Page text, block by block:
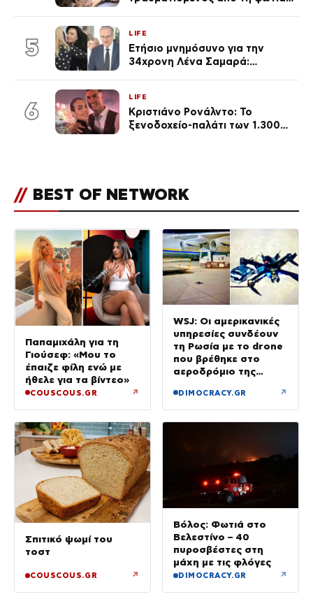
5
LIFE
Ετήσιο μνημόσυνο για την
34χρονη Λένα Σαμαρά:
6
LIFE
Κριστιάνο Ρονάλντο: Το
ξενοδοχείο-παλάτι των 1.300
// BEST OF NETWORK
Παπαμιχάλη για τη
Γιούσεφ: «Μου το
έπαιζε φίλη ενώ με
ήθελε για τα βίντεο»
COUSCOUS.GR ↗
WSJ: Οι αμερικανικές
υπηρεσίες συνδέουν
τη Ρωσία με το drone
που βρέθηκε στο
αεροδρόμιο της
DIMOCRACY.GR ↗
Σπιτικό ψωμί του
τοστ
COUSCOUS.GR ↗
Βόλος: Φωτιά στο
Βελεστίνο – 40
πυροσβέστες στη
μάχη με τις φλόγες
DIMOCRACY.GR ↗